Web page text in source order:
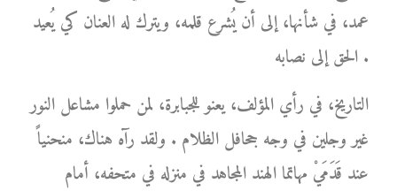
عمد، في شأنها، إلى أن يُشرع قلمه، ويترك له العنان كي يُعيد
الحق إلى نصابه .
التاريخ، في رأي المؤلف، يعنو للجبابرة، لمن حملوا مشاعل النور
غير وجلين في وجه جحافل الظلام . ولقد رآه هناك، منحنياً
عند قَدَمَيْ مهاتما الهند المجاهد في منزله في متحفه، أمام